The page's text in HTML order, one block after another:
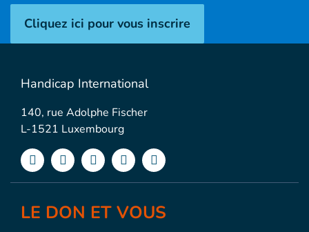
Cliquez ici pour vous inscrire
Handicap International
140, rue Adolphe Fischer
L-1521 Luxembourg
LE DON ET VOUS